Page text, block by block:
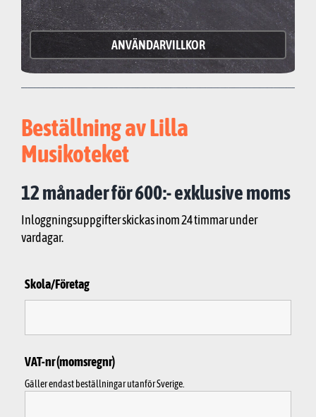
ANVÄNDARVILLKOR
Beställning av Lilla
Musikoteket
12 månader för 600:- exklusive moms
Inloggningsuppgifter skickas inom 24 timmar under
vardagar.
Skola/Företag
VAT-nr (momsregnr)
Gäller endast beställningar utanför Sverige.